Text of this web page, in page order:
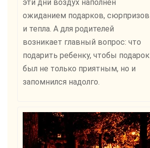
эти дни воздух наполнен
ожиданием подарков, сюрпризов
и тепла. А для родителей
возникает главный вопрос: что
подарить ребенку, чтобы подарок
был не только приятным, но и
запомнился надолго.